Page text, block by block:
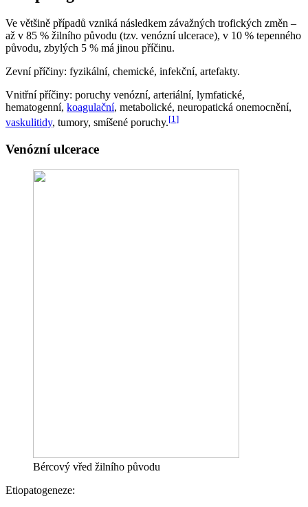
Ve většině případů vzniká následkem závažných trofických změn –
až v 85 % žilního původu (tzv. venózní ulcerace), v 10 % tepenného
původu, zbylých 5 % má jinou příčinu.
Zevní příčiny: fyzikální, chemické, infekční, artefakty.
Vnitřní příčiny: poruchy venózní, arteriální, lymfatické,
hematogenní, koagulační, metabolické, neuropatická onemocnění,
vaskulitidy, tumory, smíšené poruchy.[1 ]
Venózní ulcerace
Bércový vřed žilního původu
Etiopatogeneze: